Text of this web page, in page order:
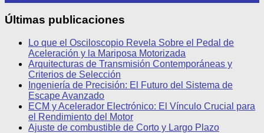
Últimas publicaciones
Lo que el Osciloscopio Revela Sobre el Pedal de
Aceleración y la Mariposa Motorizada
Arquitecturas de Transmisión Contemporáneas y
Criterios de Selección
Ingeniería de Precisión: El Futuro del Sistema de
Escape Avanzado
ECM y Acelerador Electrónico: El Vínculo Crucial para
el Rendimiento del Motor
Ajuste de combustible de Corto y Largo Plazo